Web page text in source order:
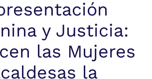
y Justicia:
las Mujeres
la